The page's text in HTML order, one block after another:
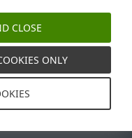
ESET
os direitos reservados.
CLOSE
ONLY